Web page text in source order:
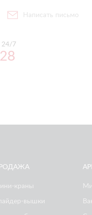
Написать письмо
24/7
краны
вышки